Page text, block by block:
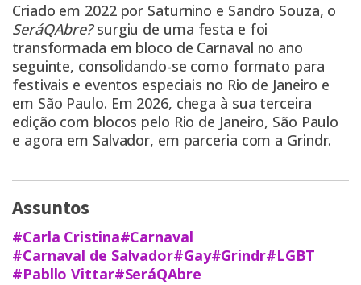
Criado em 2022 por Saturnino e Sandro Souza, o
SeráQAbre?surgiu de uma festa e foi
transformada em bloco de Carnaval no ano
seguinte, consolidando-se como formato para
festivais e eventos especiais no Rio de Janeiro e
em São Paulo. Em 2026, chega à sua terceira
edição com blocos pelo Rio de Janeiro, São Paulo
e agora em Salvador, em parceria com a Grindr.
Assuntos
#Carla Cristina#Carnaval
#Carnaval de Salvador#Gay#Grindr#LGBT
#Pabllo Vittar#SeráQAbre